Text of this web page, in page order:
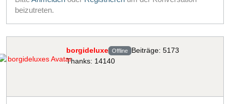
beizutreten.
borgideluxe Offline Beiträge: 5173
Thanks: 14140